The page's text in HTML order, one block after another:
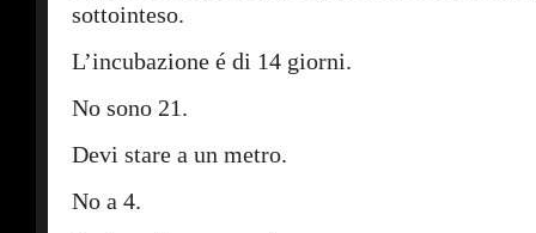
sottointeso.
L’incubazione é di 14 giorni.
No sono 21.
Devi stare a un metro.
No a 4.